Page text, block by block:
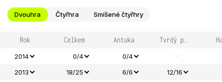
Dvouhra Čtyřhra Smíšené čtyřhry
Rok Celkem Antuka Tvrdý p.
2014 0/4 0/4 -
2013 18/25 6/6 12/16